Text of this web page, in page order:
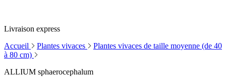
Livraison express
Accueil
Plantes vivaces
Plantes vivaces de taille moyenne (de 40
à 80 cm)
ALLIUM sphaerocephalum